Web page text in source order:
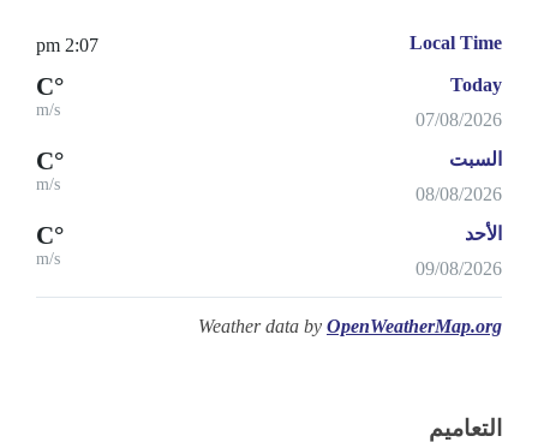
Local Time
2:07 pm
Today
07/08/2026
°C
m/s
السبت
08/08/2026
°C
m/s
الأحد
09/08/2026
°C
m/s
Weather data by OpenWeatherMap.org
التعاميم